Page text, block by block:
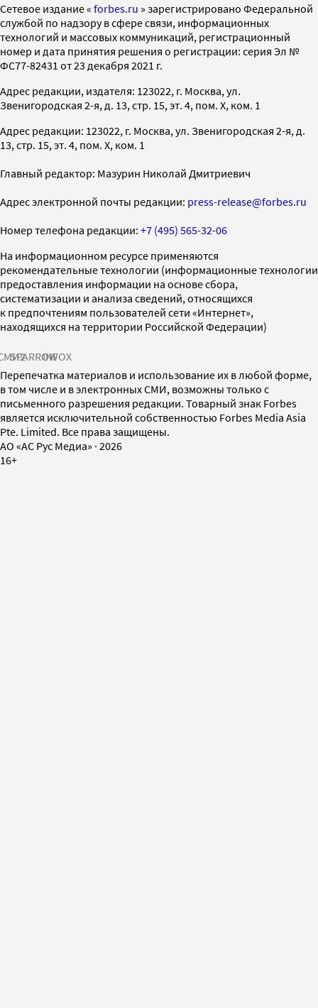
Cетевое издание « forbes.ru » зарегистрировано Федеральной
службой по надзору в сфере связи, информационных
технологий и массовых коммуникаций, регистрационный
номер и дата принятия решения о регистрации: серия Эл №
ФС77-82431 от 23 декабря 2021 г.
Адрес редакции, издателя: 123022, г. Москва, ул.
Звенигородская 2-я, д. 13, стр. 15, эт. 4, пом. X, ком. 1
Адрес редакции: 123022, г. Москва, ул. Звенигородская 2-я, д.
13, стр. 15, эт. 4, пом. X, ком. 1
Главный редактор: Мазурин Николай Дмитриевич
Адрес электронной почты редакции: press-release@forbes.ru
Номер телефона редакции: +7 (495) 565-32-06
На информационном ресурсе применяются
рекомендательные технологии (информационные технологии
предоставления информации на основе сбора,
систематизации и анализа сведений, относящихся
к предпочтениям пользователей сети «Интернет»,
находящихся на территории Российской Федерации)
SPARROWINFOX
Перепечатка материалов и использование их в любой форме,
в том числе и в электронных СМИ, возможны только с
письменного разрешения редакции. Товарный знак Forbes
является исключительной собственностью Forbes Media Asia
Pte. Limited. Все права защищены.
AO «АС Рус Медиа» · 2026
16+